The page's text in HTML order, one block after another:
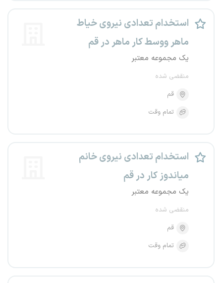
استخدام تعدادی نیروی خیاط
ماهر ووسط کار ماهر در قم
یک مجموعه معتبر
منقضی شده
قم
تمام وقت
استخدام تعدادی نیروی خانم
میاندوز کار در قم
یک مجموعه معتبر
منقضی شده
قم
تمام وقت